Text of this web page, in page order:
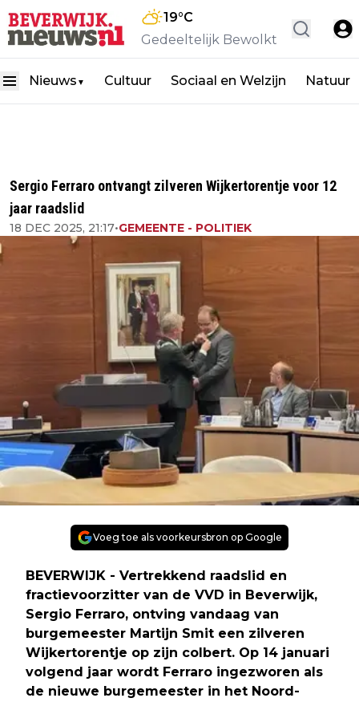
19°C
Gedeeltelijk Bewolkt
Nieuws ▼ Cultuur Sociaal en Welzijn Natuur
Sergio Ferraro ontvangt zilveren Wijkertorentje voor 12
jaar raadslid
18 DEC 2025, 21:17•GEMEENTE - POLITIEK
Voeg toe als voorkeursbron op Google
BEVERWIJK - Vertrekkend raadslid en
fractievoorzitter van de VVD in Beverwijk,
Sergio Ferraro, ontving vandaag van
burgemeester Martijn Smit een zilveren
Wijkertorentje op zijn colbert. Op 14 januari
volgend jaar wordt Ferraro ingezworen als
de nieuwe burgemeester in het Noord-